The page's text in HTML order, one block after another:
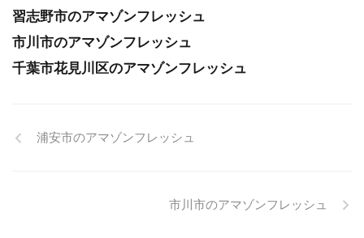
習志野市のアマゾンフレッシュ
市川市のアマゾンフレッシュ
千葉市花見川区のアマゾンフレッシュ
浦安市のアマゾンフレッシュ
市川市のアマゾンフレッシュ